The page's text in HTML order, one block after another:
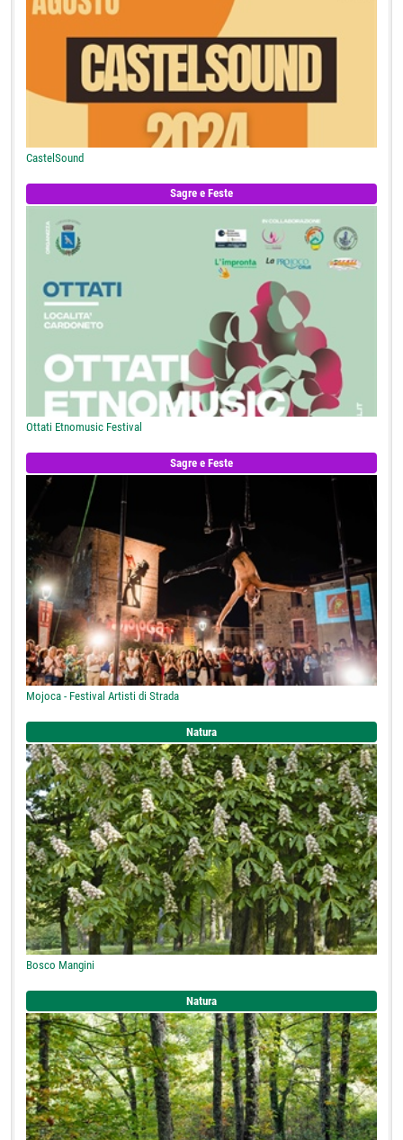
CastelSound
Sagre e Feste
Ottati Etnomusic Festival
Sagre e Feste
Mojoca - Festival Artisti di Strada
Natura
Bosco Mangini
Natura